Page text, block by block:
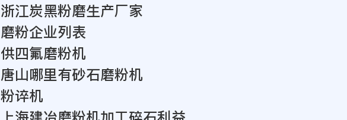
浙江炭黑粉磨生产厂家
磨粉企业列表
供四氟磨粉机
唐山哪里有砂石磨粉机
粉谇机